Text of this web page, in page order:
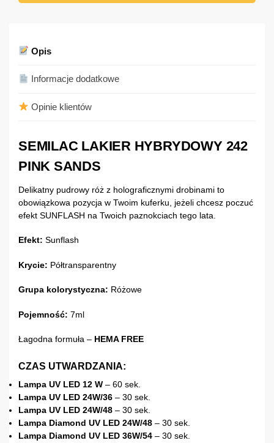
Opis
Informacje dodatkowe
Opinie klientów
SEMILAC LAKIER HYBRYDOWY 242
PINK SANDS
Delikatny pudrowy róż z holograficznymi drobinami to
obowiązkowa pozycja w Twoim kuferku, jeżeli chcesz poczuć
efekt SUNFLASH na Twoich paznokciach tego lata.
Efekt: Sunflash
Krycie: Półtransparentny
Grupa kolorystyczna: Różowe
Pojemność: 7ml
Łagodna formuła – HEMA FREE
CZAS UTWARDZANIA:
Lampa UV LED 12 W – 60 sek.
Lampa UV LED 24W/36 – 30 sek.
Lampa UV LED 24W/48 – 30 sek.
Lampa Diamond UV LED 24W/48 – 30 sek.
Lampa Diamond UV LED 36W/54 – 30 sek.